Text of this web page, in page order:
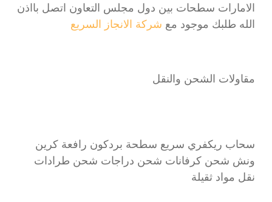
الامارات سطحات بين دول مجلس التعاون اتصل بااذن
الله طلبك موجود مع شركة الانجاز السريع
مقاولات الشحن والنقل
سحاب ريكفري سريع سطحة بردكون رافعة كرين
ونش شحن كرفانات شحن دراجات شحن طرادات
نقل مواد ثقيلة